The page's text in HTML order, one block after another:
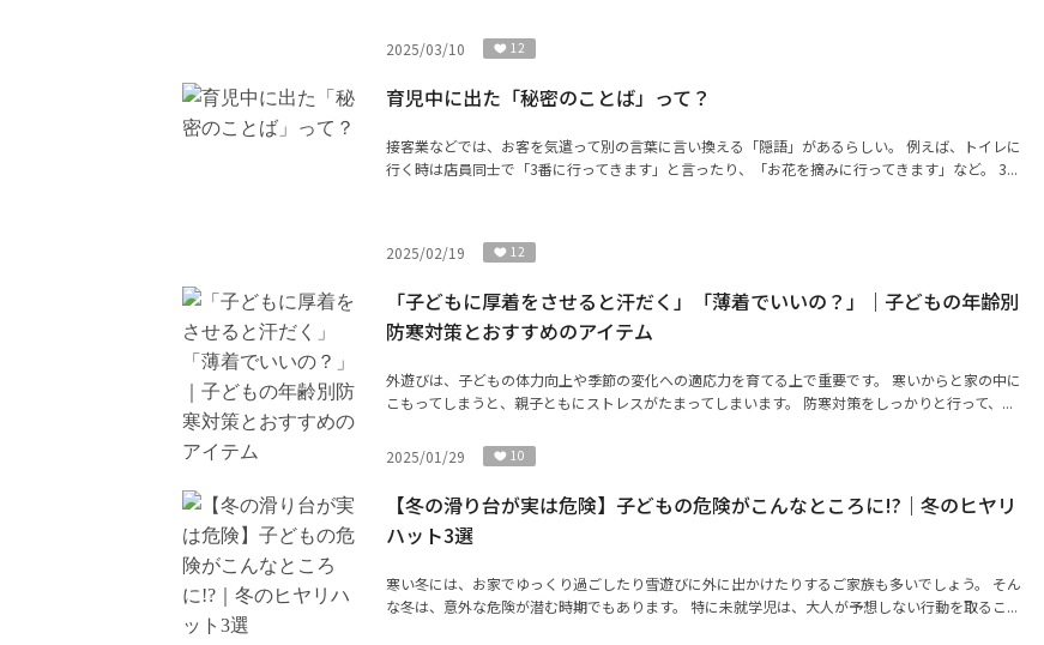
2025/03/10 12
育児中に出た「秘密のことば」って？
接客業などでは、お客を気遣って別の言葉に言い換える「隠語」があるらしい。 例えば、トイレに
行く時は店員同士で「3番に行ってきます」と言ったり、「お花を摘みに行ってきます」など。 3...
2025/02/19 12
「子どもに厚着をさせると汗だく」「薄着でいいの？」｜子どもの年齢別
防寒対策とおすすめのアイテム
外遊びは、子どもの体力向上や季節の変化への適応力を育てる上で重要です。 寒いからと家の中に
こもってしまうと、親子ともにストレスがたまってしまいます。 防寒対策をしっかりと行って、...
2025/01/29 10
【冬の滑り台が実は危険】子どもの危険がこんなところに!?｜冬のヒヤリ
ハット3選
寒い冬には、お家でゆっくり過ごしたり雪遊びに外に出かけたりするご家族も多いでしょう。 そん
な冬は、意外な危険が潜む時期でもあります。 特に未就学児は、大人が予想しない行動を取るこ...